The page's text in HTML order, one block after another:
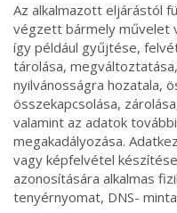
Az alkalmazott eljárástól
végzett bármely művelet
így például gyűjtése,
tárolása,
nyilvánosságra hozatala,
összekapcsolása,
valamint az adatok
megakadályozása.
vagy képfelvétel
azonosítására alkalmas
tenyérnyomat, DNS-